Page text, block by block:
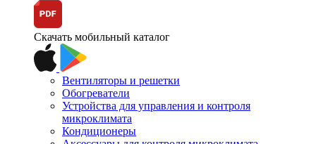
Скачать мобильный каталог
Вентиляторы и решетки
Обогреватели
Устройства для управления и контроля
микроклимата
Кондиционеры